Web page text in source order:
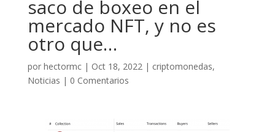
saco de boxeo en el
mercado NFT, y no es
otro que…
por hectormc| Oct 18, 2022| criptomonedas,
Noticias | 0 Comentarios